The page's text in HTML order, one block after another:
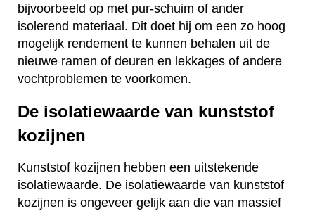
bijvoorbeeld op met pur-schuim of ander
isolerend materiaal. Dit doet hij om een zo hoog
mogelijk rendement te kunnen behalen uit de
nieuwe ramen of deuren en lekkages of andere
vochtproblemen te voorkomen.
De isolatiewaarde van kunststof
kozijnen
Kunststof kozijnen hebben een uitstekende
isolatiewaarde. De isolatiewaarde van kunststof
kozijnen is ongeveer gelijk aan die van massief